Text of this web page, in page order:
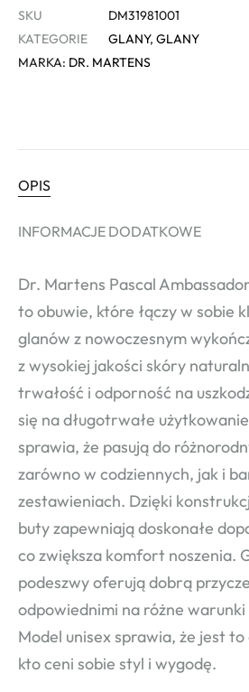
SKU
DM31981001
KATEGORIE
GLANY, GLANY
MARKA: DR. MARTENS
OPIS
INFORMACJE DODATKOWE
Dr. Martens Pascal
to obuwie, które łączy w sobie
glanów z nowoczesnym
z wysokiej jakości skóry
trwałość i odporność na
się na długotrwałe
sprawia, że pasują do
zarówno w codziennych, jak i
zestawieniach. Dzięki
buty zapewniają doskonałe
co zwiększa komfort noszenia.
podeszwy oferują dobrą
odpowiednimi na różne
Model unisex sprawia, że jest
kto ceni sobie styl i wygodę.